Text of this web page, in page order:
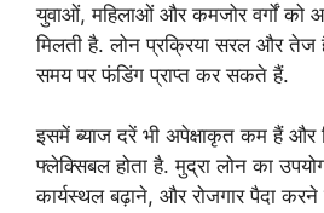
युवाओं, महिलाओं और कमजोर वर्गों को
मिलती है. लोन प्रक्रिया सरल और तेज
समय पर फंडिंग प्राप्त कर सकते हैं.
इसमें ब्याज दरें भी अपेक्षाकृत कम हैं और
फ्लेक्सिबल होता है. मुद्रा लोन का
कार्यस्थल बढ़ाने, और रोजगार पैदा